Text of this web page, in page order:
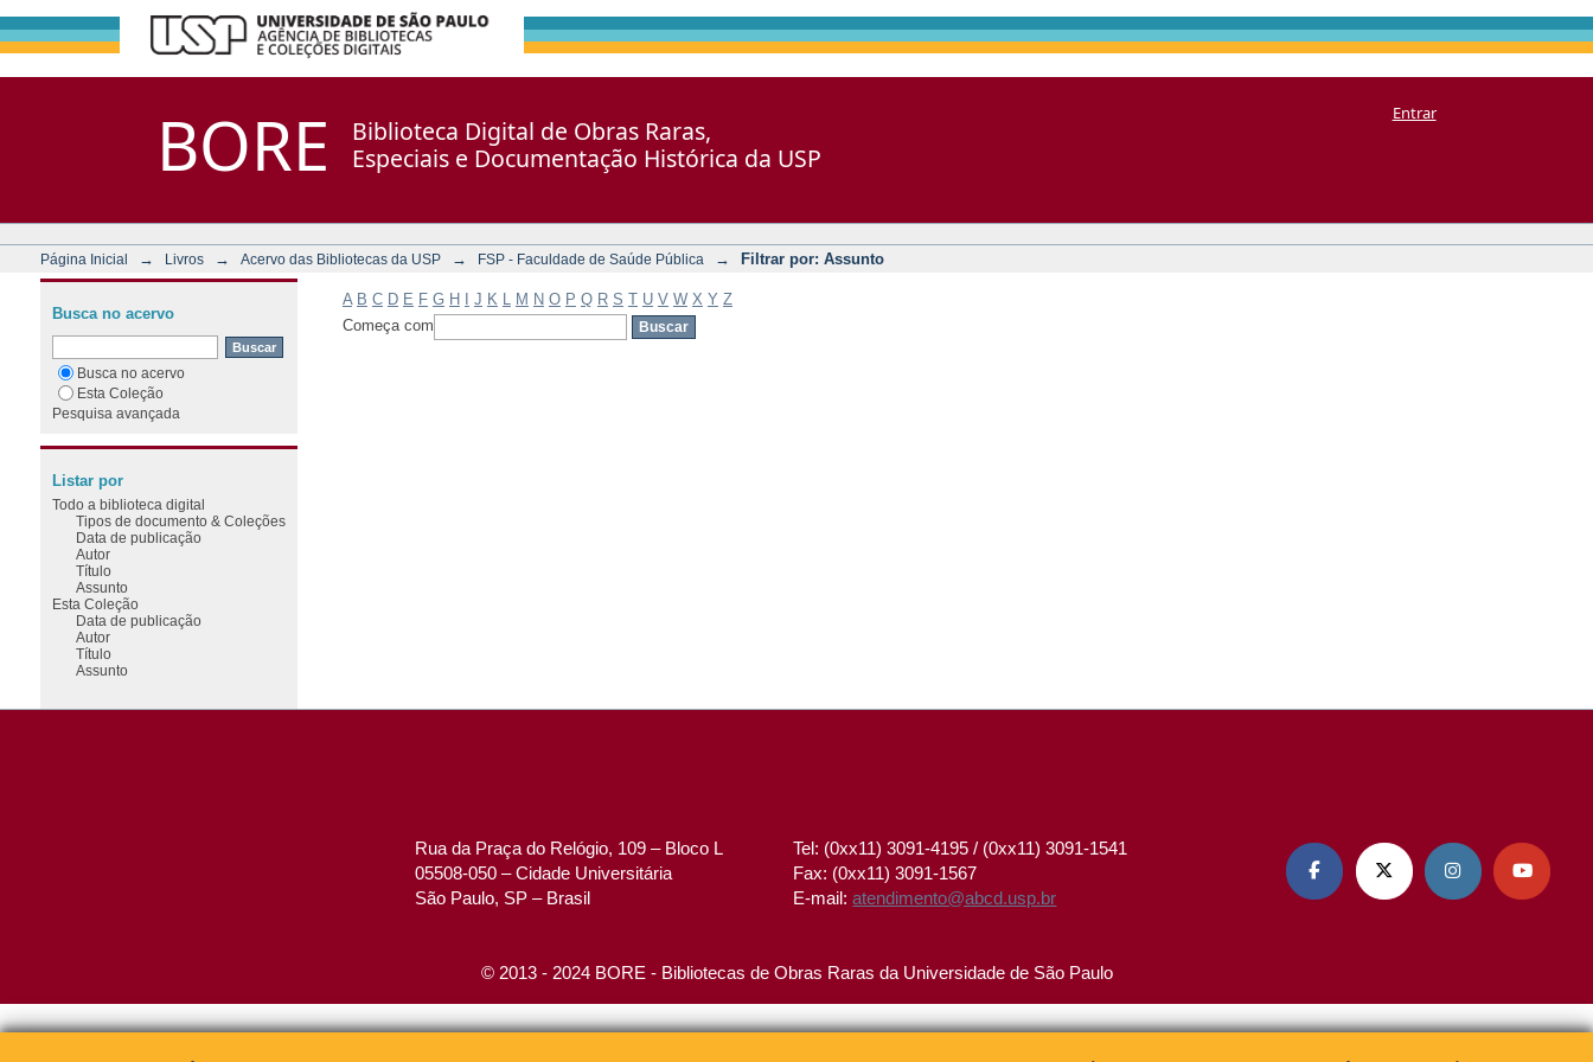
BORE
Biblioteca Digital de Obras Raras,
Especiais e Documentação Histórica da USP
Entrar
Página Inicial → Livros → Acervo das Bibliotecas da USP → FSP - Faculdade de Saúde Pública → Filtrar por: Assunto
A B C D E F G H J K M N O P Q R S T U V W X Y Z
Começa com
Busca no acervo
Busca no acervo
Esta Coleção
Pesquisa avançada
Listar por
Todo a biblioteca digital
Tipos de documento & Coleções
Data de publicação
Autor
Título
Assunto
Esta Coleção
Data de publicação
Autor
Título
Assunto
Rua da Praça do Relógio, 109 – Bloco L
05508-050 – Cidade Universitária
São Paulo, SP – Brasil
Tel: (0xx11) 3091-4195 / (0xx11) 3091-1541
Fax: (0xx11) 3091-1567
E-mail:atendimento@abcd.usp.br
   
© 2013 - 2024 BORE - Bibliotecas de Obras Raras da Universidade de São Paulo